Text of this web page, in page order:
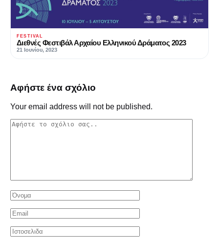
FESTIVAL
Διεθνές Φεστιβάλ Αρχαίου Ελληνικού Δράματος 2023
21 Ιουνίου, 2023
Αφήστε ένα σχόλιο
Your email address will not be published.